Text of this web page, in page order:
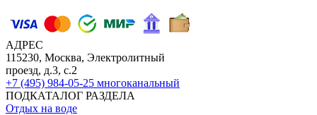
АДРЕС
115230, Москва, Электролитный
проезд, д.3, с.2
+7 (495) 984-05-25 многоканальный
ПОДКАТАЛОГ РАЗДЕЛА
Отдых на воде